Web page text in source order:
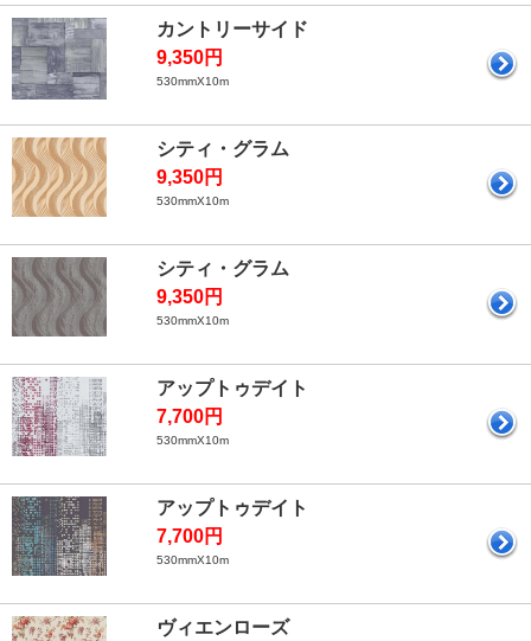
カントリーサイド
9,350円
530mmX10m
シティ・グラム
9,350円
530mmX10m
シティ・グラム
9,350円
530mmX10m
アップトゥデイト
7,700円
530mmX10m
アップトゥデイト
7,700円
530mmX10m
ヴィエンローズ